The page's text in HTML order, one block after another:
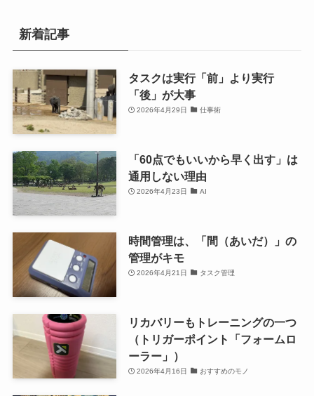
新着記事
タスクは実行「前」より実行
「後」が大事
2026年4月29日 仕事術
「60点でもいいから早く出す」は
通用しない理由
2026年4月23日 AI
時間管理は、「間（あいだ）」の
管理がキモ
2026年4月21日 タスク管理
リカバリーもトレーニングの一つ
（トリガーポイント「フォームロ
ーラー」）
2026年4月16日 おすすめのモノ